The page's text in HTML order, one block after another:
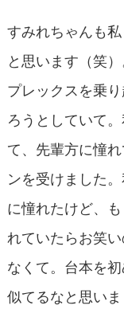
すみれちゃんも
と思います（笑
プレックスを乗
ろうとしていて
て、先輩方に憧
ンを受けました
に憧れたけど、
れていたらお笑
なくて。台本を
似てるなと思い